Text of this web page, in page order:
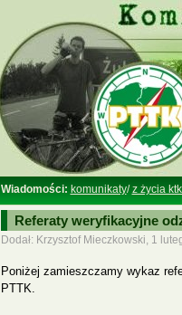
Wiadomości: komunikaty/z życia
Referaty weryfikacyjne
Dodał: Krzysztof Mieczkowski, 1
Poniżej zamieszczamy wykaz
PTTK.